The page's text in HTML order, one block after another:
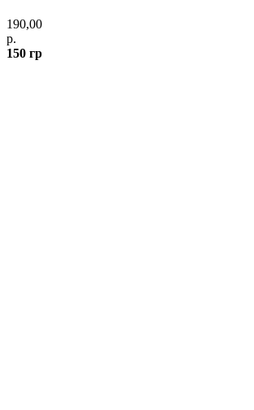
190,00
р.
150 гр